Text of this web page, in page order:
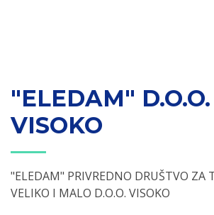
"ELEDAM" D.O.O.
VISOKO
"ELEDAM" PRIVREDNO DRUŠTVO ZA
VELIKO I MALO D.O.O. VISOKO